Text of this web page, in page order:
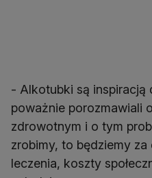
- Alkotubki są inspiracją
poważnie porozmawiali
zdrowotnym i o tym
zrobimy, to będziemy
leczenia, koszty